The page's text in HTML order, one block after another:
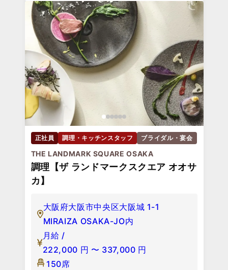
正社員 調理・キッチンスタッフ ブライダル・宴会
THE LANDMARK SQUARE OSAKA
調理【ザ ランドマークスクエア オオサ
カ】
大阪府大阪市中央区大阪城 1-1
MIRAIZA OSAKA-JO内
月給 /
222,000 円 〜 337,000 円
150席